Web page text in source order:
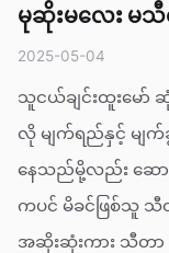
မုဆိုးမလေး မ
2025-05-04
သူငယ်ချင်းထူးမေ
လို မျက်ရည်နှင့် မျက်
နေသည်မို့လည်း ဆောင်
ကပင် မိခင်ဖြစ်သူ သီ
အဆိုးဆုံးကား သီတ